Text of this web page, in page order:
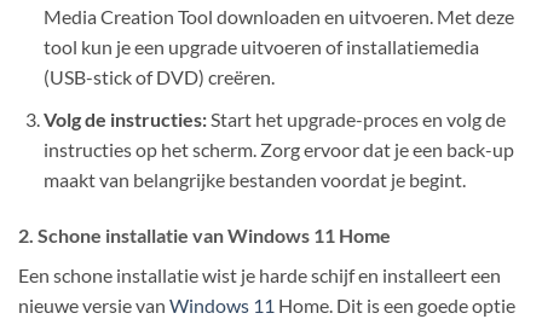
Media Creation Tool downloaden en uitvoeren. Met deze
tool kun je een upgrade uitvoeren of installatiemedia
(USB-stick of DVD) creëren.
Volg de instructies:Start het upgrade-proces en volg de
instructies op het scherm. Zorg ervoor dat je een back-up
maakt van belangrijke bestanden voordat je begint.
2. Schone installatie van Windows 11 Home
Een schone installatie wist je harde schijf en installeert een
nieuwe versie van Windows 11 Home. Dit is een goede optie